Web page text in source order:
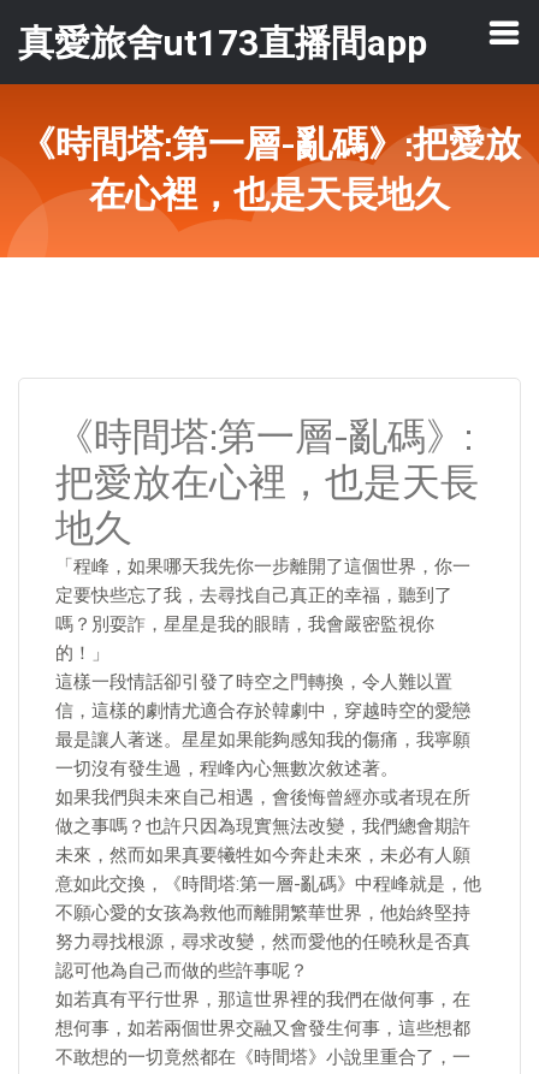
真愛旅舍ut173直播間app
《時間塔:第一層-亂碼》:把愛放
在心裡，也是天長地久
《時間塔:第一層-亂碼》:
把愛放在心裡，也是天長
地久
「程峰，如果哪天我先你一步離開了這個世界，你一
定要快些忘了我，去尋找自己真正的幸福，聽到了
嗎？別耍詐，星星是我的眼睛，我會嚴密監視你
的！」
這樣一段情話卻引發了時空之門轉換，令人難以置
信，這樣的劇情尤適合存於韓劇中，穿越時空的愛戀
最是讓人著迷。星星如果能夠感知我的傷痛，我寧願
一切沒有發生過，程峰內心無數次敘述著。
如果我們與未來自己相遇，會後悔曾經亦或者現在所
做之事嗎？也許只因為現實無法改變，我們總會期許
未來，然而如果真要犧牲如今奔赴未來，未必有人願
意如此交換，《時間塔:第一層-亂碼》中程峰就是，他
不願心愛的女孩為救他而離開繁華世界，他始終堅持
努力尋找根源，尋求改變，然而愛他的任曉秋是否真
認可他為自己而做的些許事呢？
如若真有平行世界，那這世界裡的我們在做何事，在
想何事，如若兩個世界交融又會發生何事，這些想都
不敢想的一切竟然都在《時間塔》小說里重合了，一